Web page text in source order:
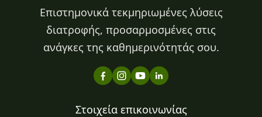
Επιστημονικά τεκμηριωμένες λύσεις
διατροφής, προσαρμοσμένες στις
ανάγκες της καθημερινότητάς σου.
Στοιχεία επικοινωνίας